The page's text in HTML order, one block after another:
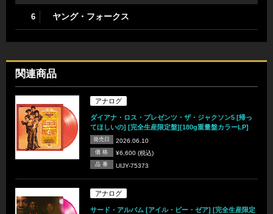
6 ヤング・フォークス
関連商品
アナログ
ダイアナ・ロス・プレゼンツ・ザ・ジャクソン5 [帰っ
てほしいの] [完全生産限定盤][180g重量盤カラーLP]
発売日 2026.06.10
価 格 ¥6,600 (税込)
品 番 UIJY-75373
アナログ
サード・アルバム [アイル・ビー・ゼア] [完全生産限定